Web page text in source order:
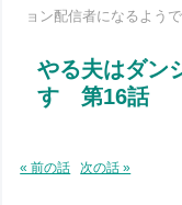
ョン配信者になるよう
やる夫はダン
す 第16話
« 前の話 次の話 »